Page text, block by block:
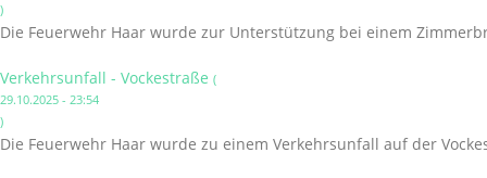
)
Die Feuerwehr Haar wurde zur Unterstützung bei einem
Verkehrsunfall - Vockestraße (
29.10.2025 - 23:54
)
Die Feuerwehr Haar wurde zu einem Verkehrsunfall auf der